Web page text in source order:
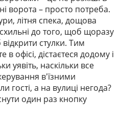
ворота – просто потреба.
літня спека, дощова
до того, щоб щоразу
стулки. Тим
офісі, дістаєтеся додому і
уявіть, наскільки все
в'їзними
гості, а на вулиці негода?
один раз кнопку